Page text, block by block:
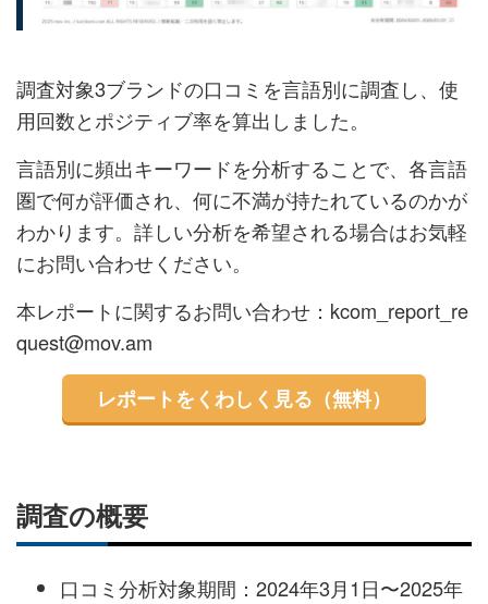
調査対象3ブランドの口コミを言語別に調査し、使
用回数とポジティブ率を算出しました。
言語別に頻出キーワードを分析することで、各言語
圏で何が評価され、何に不満が持たれているのかが
わかります。詳しい分析を希望される場合はお気軽
にお問い合わせください。
本レポートに関するお問い合わせ：kcom_report_re
quest@mov.am
レポートをくわしく見る（無料）
調査の概要
口コミ分析対象期間：2024年3月1日〜2025年